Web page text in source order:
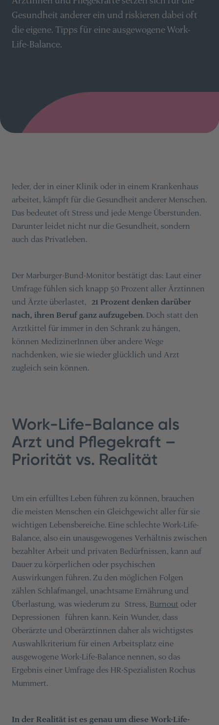
Gesundheit anderer ein und riskieren dabei oft
die eigene. Tipps für eine ausgewogene Work-
Life-Balance.
Jeder, der in einer Klinik oder in einem Krankenhaus
arbeitet, kämpft für die Gesundheit anderer Menschen.
Das bedeutet oft Stress und jede Menge Überstunden.
Darunter leidet nicht nur die Gesundheit, sondern
auch das Privatleben.
Der Marburger-Bund-Monitor bestätigt das: Laut einer
Umfrage fühlen sich knapp 50 Prozent aller Ärztinnen
und Ärzte überlastet, 21 Prozent denken darüber
nach, ihren Beruf ganz aufzugeben. Doch statt den
Arztkittel für immer in den Schrank zu hängen,
können MedizinerInnen über andere Wege
nachdenken, wie sie wieder glücklich und Arzt
zugleich sein können.
Work-Life-Balance als
Arzt und Pflegekraft –
Priorität vs. Realität
Um ein erfülltes Leben führen zu können, brauchen
die meisten Menschen ein Gleichgewicht aller für sie
wichtigen Lebensbereiche. Eine schlechte Work-Life-
Balance, also ein unausgewogenes Verhältnis zwischen
bezahlter Arbeit und privaten Bedürfnissen, kann auf
Dauer zu körperlichen oder psychischen
Auswirkungen führen. Zu den möglichen Folgen
zählen Schlafmangel, unachtsame Ernährung und
Überlastung, was wiederum zu Stress, Burnout oder
Depressionen führen kann. Kein Wunder, dass
Oberärzte und Oberärztinnen daher als wichtigstes
Auswahlkriterium für einen Arbeitsplatz eine
ausgewogene Work-Life-Balance nennen, so das
Ergebnis einer Umfrage des HR-Spezialisten Rochus
Mummert.
In der Realität ist es genau um diese Work-Life-